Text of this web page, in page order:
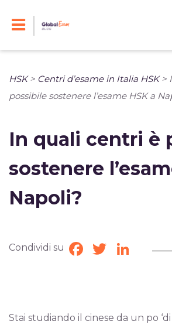
HSK> Centri d’esame in Italia HSK>
possibile sostenere l’esame HSK a
In quali centri è
sostenere
Napoli?
Condividi su Facebook
Twitter
Stai studiando il cinese da un po